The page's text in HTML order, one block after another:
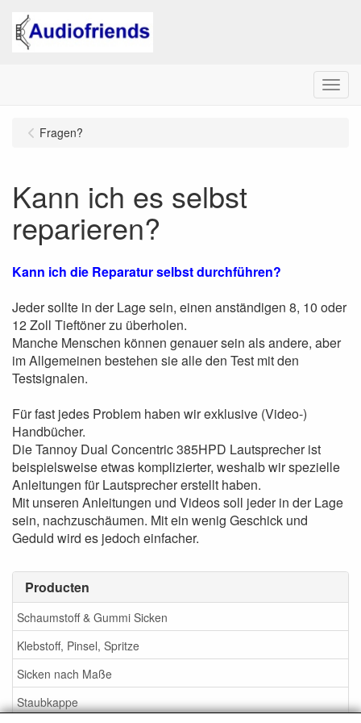
Menu
Producten
Schaumstoff & Gummi Sicken
Klebstoff, Pinsel, Spritze
Sicken nach Maße
Staubkappe
Fragen?
Kann ich es selbst
reparieren?
Kann ich die Reparatur selbst durchführen?
Jeder sollte in der Lage sein, einen anständigen 8, 10 oder
12 Zoll Tieftöner zu überholen.
Manche Menschen können genauer sein als andere, aber
im Allgemeinen bestehen sie alle den Test mit den
Testsignalen.
Für fast jedes Problem haben wir exklusive (Video-)
Handbücher.
Die Tannoy Dual Concentric 385HPD Lautsprecher ist
beispielsweise etwas komplizierter, weshalb wir spezielle
Anleitungen für Lautsprecher erstellt haben.
Mit unseren Anleitungen und Videos soll jeder in der Lage
sein, nachzuschäumen. Mit ein wenig Geschick und
Geduld wird es jedoch einfacher.